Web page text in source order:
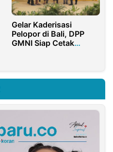
Gelar Kaderisasi
Pelopor di Bali, DPP
GMNI Siap Cetak